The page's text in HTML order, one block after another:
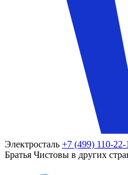
Электросталь +7 (499) 110-22-
Братья Чистовы в других